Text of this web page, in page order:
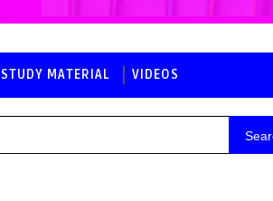
STUDY MATERIAL VIDEOS